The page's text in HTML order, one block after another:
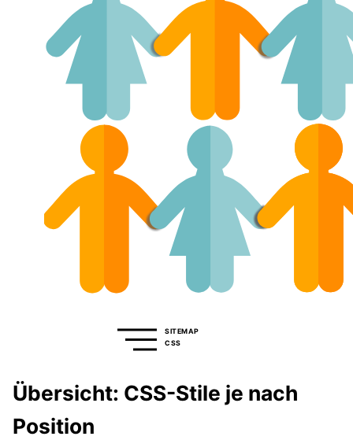
SITEMAP
CSS
Übersicht: CSS-Stile je nach
Position